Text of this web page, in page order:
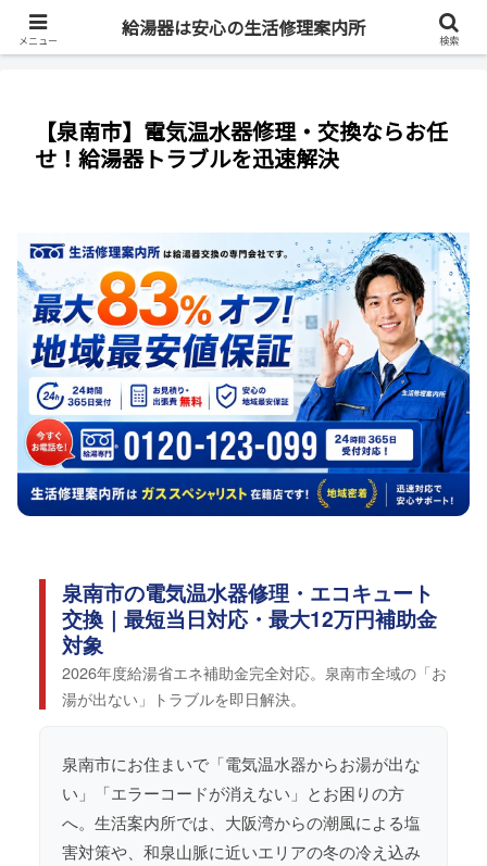
最短即日・全国対応・最大83%OFF
【泉南市】電気温水器修理・交換ならお任
せ！給湯器トラブルを迅速解決
泉南市の電気温水器修理・エコキュート
交換｜最短当日対応・最大12万円補助金
対象
2026年度給湯省エネ補助金完全対応。泉南市全域の「お
湯が出ない」トラブルを即日解決。
泉南市にお住まいで「電気温水器からお湯が出な
い」「エラーコードが消えない」とお困りの方
へ。生活案内所では、大阪湾からの潮風による塩
害対策や、和泉山脈に近いエリアの冬の冷え込み
メニュー
給湯器は安心の生活修理案内所
検索